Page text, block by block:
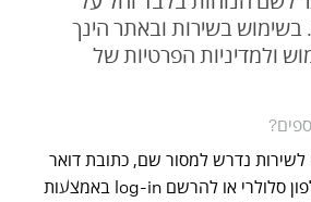
בשימוש בשירות ובאתר הינך
ולמדיניות הפרטיות של
נדרש למסור שם, כתובת דואר
אלקטרוני ומספר טלפון סלולרי או להרשם log-in באמצעות